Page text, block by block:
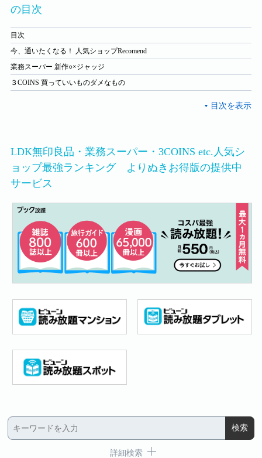
の目次
目次
今、通いたくなる！ 人気ショップRecomend
業務スーパー 新作○×ジャッジ
３COINS 買っていいものダメなもの
LDK無印良品・業務スーパー・3COINS etc.人気シ
ョップ最強ランキング よりぬきお得版の提供中
サービス
詳細検索